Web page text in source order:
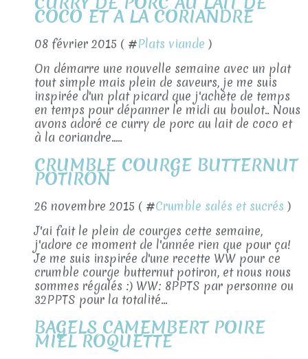
COCO ET A LA CORIANDRE
08 février 2015 ( #Plats viande )
On démarre une nouvelle semaine avec un plat
tout simple mais plein de saveurs, je me suis
inspirée d'un plat picard que j'achète de temps
en temps pour dépanner le midi au boulot.. Nous
avons adoré ce curry de porc au lait de coco et
à la coriandre.....
CRUMBLE COURGE BUTTERNUT
POTIRON
26 novembre 2015 ( #Crumble salés et sucrés )
J'ai fait le plein de courges cette semaine,
j'adore ce moment de l'année rien que pour ça!
Je me suis inspirée d'une recette WW pour ce
crumble courge butternut potiron, et nous nous
sommes régalés :) WW: 8PPTS par personne ou
32PPTS pour la totalité...
BAGELS CAMEMBERT POIRE
MIEL ROQUETTE